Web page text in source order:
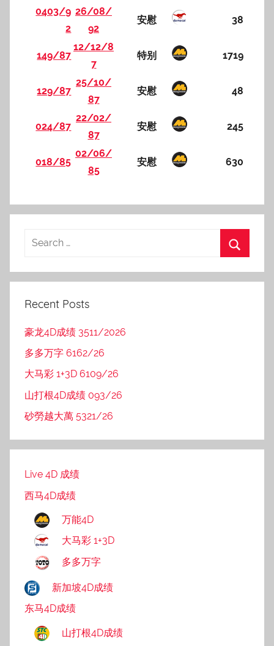
0403/9
2
26/08/
92
安慰 38
149/87
12/12/8
7
特别 1719
129/87
25/10/
87
安慰 48
024/87
22/02/
87
安慰 245
018/85
02/06/
85
安慰 630
Recent Posts
豪龙4D成绩 3511/2026
多多万字 6162/26
大马彩 1+3D 6109/26
山打根4D成绩 093/26
砂勞越大萬 5321/26
Live 4D 成绩
西马4D成绩
万能4D
大马彩 1+3D
多多万字
新加坡4D成绩
东马4D成绩
山打根4D成绩